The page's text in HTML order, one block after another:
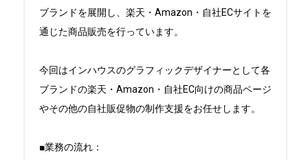
ブランドを展開し、楽天・Amazon・自社ECサイトを
通じた商品販売を行っています。
今回はインハウスのグラフィックデザイナーとして各
ブランドの楽天・Amazon・自社EC向けの商品ページ
やその他の自社販促物の制作支援をお任せします。
■業務の流れ：